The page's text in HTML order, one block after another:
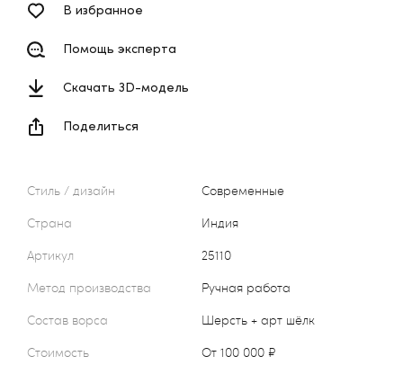
Стиль / дизайн
Современные
Страна
Индия
Артикул
25110
Метод производства
Ручная работа
Состав ворса
Шерсть + арт шёлк
Стоимость
от 100 000 ₽
В избранное
Помощь эксперта
Скачать 3D-модель
Поделиться